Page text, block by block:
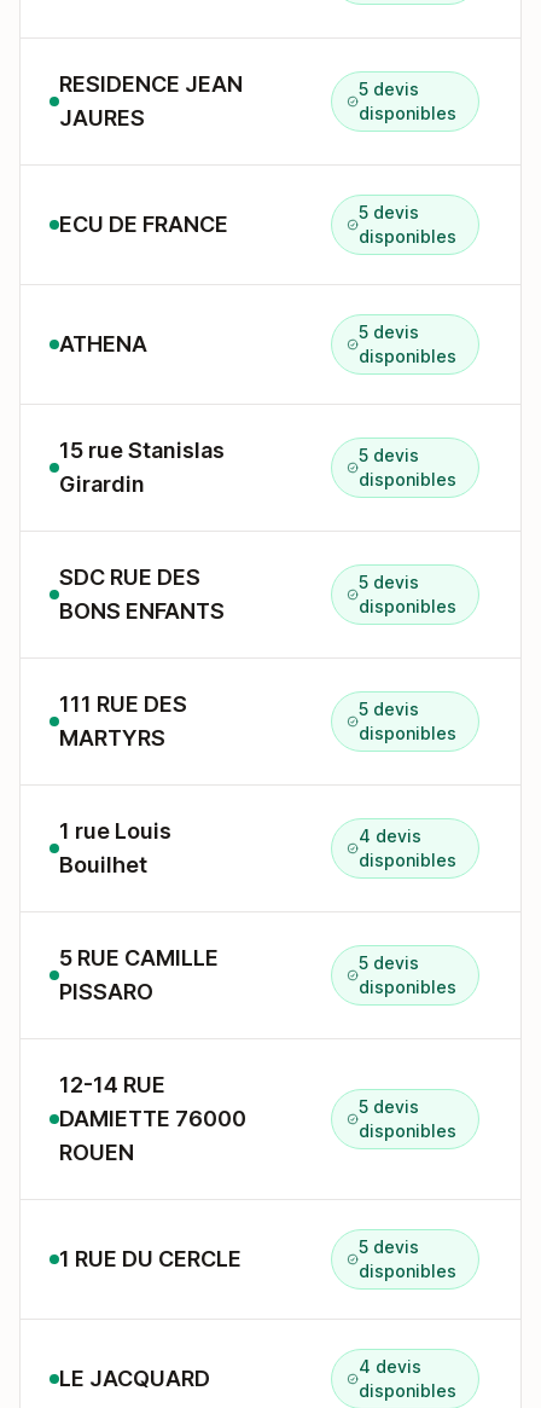
RESIDENCE JEAN
JAURES
5 devis
disponibles
ECU DE FRANCE
5 devis
disponibles
ATHENA
5 devis
disponibles
15 rue Stanislas
Girardin
5 devis
disponibles
SDC RUE DES
BONS ENFANTS
5 devis
disponibles
111 RUE DES
MARTYRS
5 devis
disponibles
1 rue Louis
Bouilhet
4 devis
disponibles
5 RUE CAMILLE
PISSARO
5 devis
disponibles
12-14 RUE
DAMIETTE 76000
ROUEN
5 devis
disponibles
1 RUE DU CERCLE
5 devis
disponibles
LE JACQUARD
4 devis
disponibles